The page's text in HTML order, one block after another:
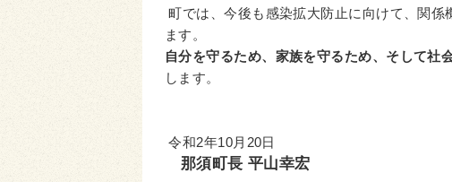
町では、今後も感染拡大防止に向けて、関
ます。
自分を守るため、家族を守るため、そして社
します。
令和2年10月20日
那須町長 平山幸宏